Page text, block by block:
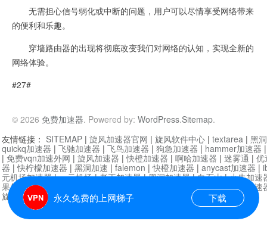
无需担心信号弱化或中断的问题，用户可以尽情享受网络带来
的便利和乐趣。
穿墙路由器的出现将彻底改变我们对网络的认知，实现全新的
网络体验。
#27#
© 2026 免费加速器. Powered by: WordPress.Sitemap.
永久免费的上网梯子 下载
友情链接： SITEMAP | 旋风加速器官网 | 旋风软件中心 | textarea | 黑
quickq加速器 | 飞驰加速器 | 飞鸟加速器 | 狗急加速器 | hammer加速器
| 免费vqn加速外网 | 旋风加速器 |快橙加速器 | 啊哈加速器 | 迷雾通 | 优
器 |快柠檬加速器 | 黑洞加速 | falemon |快橙加速器 | anycast加速器 |
元机场加速器|一元机场|老王加速器|黑洞加速器|白石山|小牛加速
果加速器|黑洞加速 海鸥加速器|芒果加速
旋风加速器度器|哔咔漫画 |PicACG